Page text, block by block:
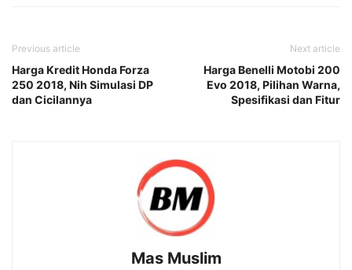
Previous article
Harga Kredit Honda Forza
250 2018, Nih Simulasi DP
dan Cicilannya
Next article
Harga Benelli Motobi 200
Evo 2018, Pilihan Warna,
Spesifikasi dan Fitur
Mas Muslim